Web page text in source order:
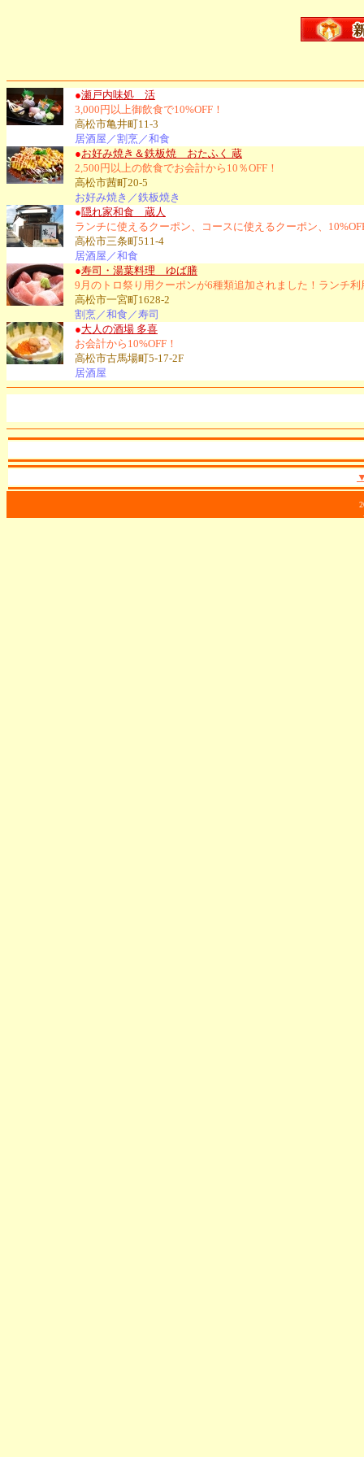
●瀬戸内味処 活
3,000円以上御飲食で10%OFF！
高松市亀井町11-3
居酒屋／割烹／和食
●お好み焼き＆鉄板焼 おたふく 蔵
2,500円以上の飲食でお会計から10％OFF！
高松市茜町20-5
お好み焼き／鉄板焼き
●隠れ家和食 蔵人
ランチに使えるクーポン、コースに使えるクーポン、
高松市三条町511-4
居酒屋／和食
●寿司・湯葉料理 ゆば膳
9月のトロ祭り用クーポンが6種類追加されました！ランチ
高松市一宮町1628-2
割烹／和食／寿司
●大人の酒場 多喜
お会計から10%OFF！
高松市古馬場町5-17-2F
居酒屋